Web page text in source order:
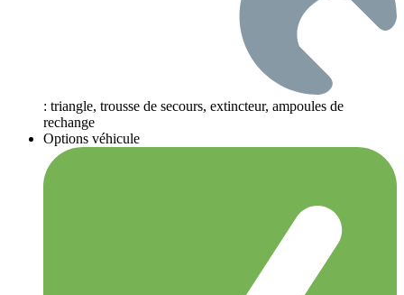
: triangle, trousse de secours, extincteur, ampoules de
rechange
Options véhicule